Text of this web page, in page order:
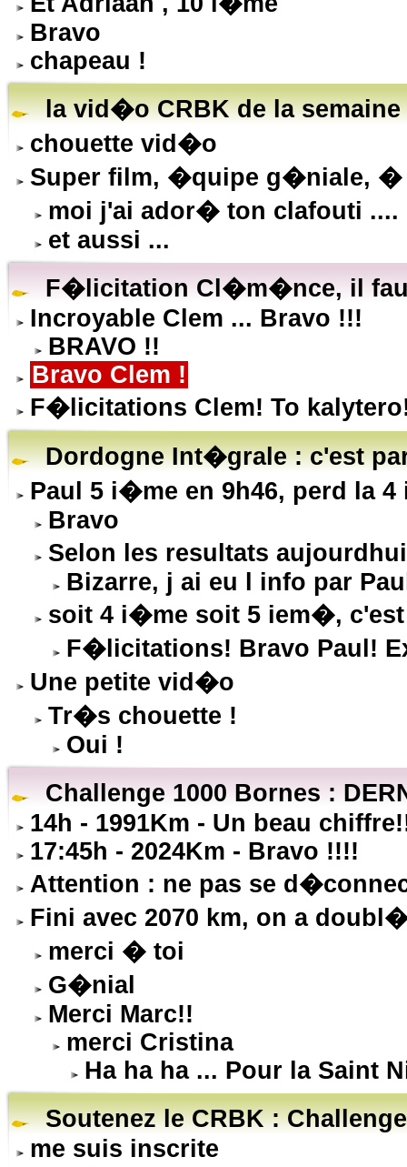
Bravo
chapeau !
la vid�o CRBK de la
chouette vid�o
Super film, �quipe g�niale, �
moi j'ai ador� ton clafouti ....
et aussi ...
F�licitation Cl�m�nce, il
Incroyable Clem ... Bravo !!!
BRAVO !!
Bravo Clem !
F�licitations Clem! To
Dordogne Int�grale : c'est
Paul 5 i�me en 9h46, perd la
Bravo
Selon les resultats
Bizarre, j ai eu l info par
soit 4 i�me soit 5 iem�,
F�licitations! Bravo Paul!
Une petite vid�o
Tr�s chouette !
Oui !
Challenge 1000 Bornes :
14h - 1991Km - Un beau
17:45h - 2024Km - Bravo !!!!
Attention : ne pas se
Fini avec 2070 km, on a
merci � toi
G�nial
Merci Marc!!
merci Cristina
Ha ha ha ... Pour la Saint
Soutenez le CRBK :
me suis inscrite